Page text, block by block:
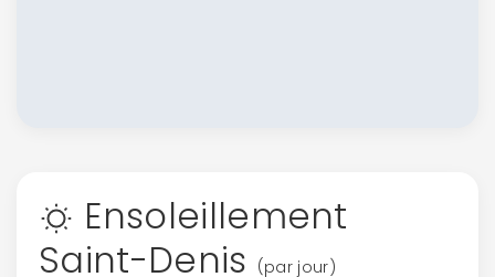
Ensoleillement
Saint-Denis (par jour)